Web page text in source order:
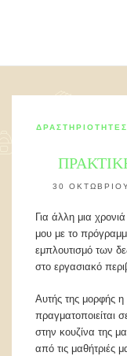
ΔΡΑΣΤΗΡΙΌΤΗΤΕΣ
30
Για άλλη μια
μου με το
εμπλουτισμό των
στο εργασιακό
Αυτής της μορφής
πραγματοποιείται
στην κουζίνα της
από τις μαθήτριές